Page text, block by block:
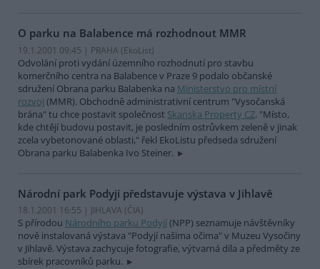
O parku na Balabence má rozhodnout MMR
19.1.2001 09:45 | PRAHA (EkoList)
Odvolání proti vydání územního rozhodnutí pro stavbu
komerčního centra na Balabence v Praze 9 podalo občanské
sdružení Obrana parku Balabenka na Ministerstvo pro místní
rozvoj (MMR). Obchodně administrativní centrum "Vysočanská
brána" tu chce postavit společnost Skanska Property CZ. "Místo,
kde chtějí budovu postavit, je posledním ostrůvkem zeleně v jinak
zcela vybetonované oblasti," řekl EkoListu předseda sdružení
Obrana parku Balabenka Ivo Steiner.
Národní park Podyjí představuje výstava v Jihlavě
18.1.2001 16:55 | JIHLAVA (ČIA)
S přírodou Národního parku Podyjí(NPP) seznamuje návštěvníky
nově instalovaná výstava "Podyjí našima očima" v Muzeu Vysočiny
v Jihlavě. Výstava zachycuje fotografie, výtvarná díla a předměty ze
sbírek pracovníků parku.